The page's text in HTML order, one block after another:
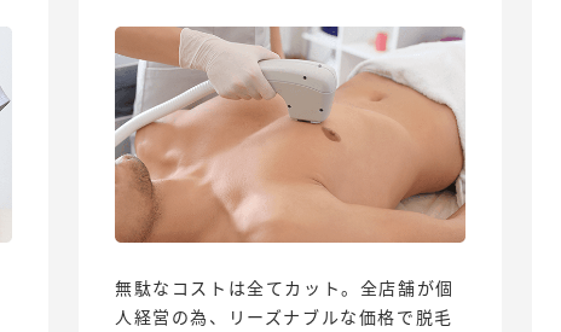
無駄なコストは全てカット。全店舗が個
人経営の為、リーズナブルな価格で脱毛